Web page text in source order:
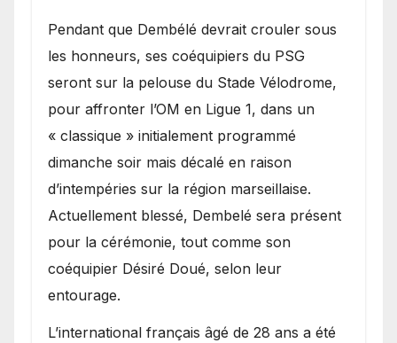
Pendant que Dembélé devrait crouler sous
les honneurs, ses coéquipiers du PSG
seront sur la pelouse du Stade Vélodrome,
pour affronter l’OM en Ligue 1, dans un
« classique » initialement programmé
dimanche soir mais décalé en raison
d’intempéries sur la région marseillaise.
Actuellement blessé, Dembelé sera présent
pour la cérémonie, tout comme son
coéquipier Désiré Doué, selon leur
entourage.
L’international français âgé de 28 ans a été